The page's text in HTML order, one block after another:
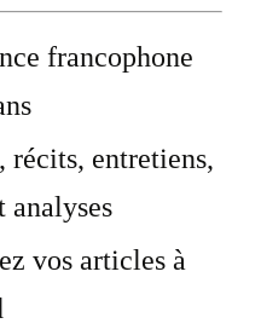
francophone
récits, entretiens,
analyses
vos articles à